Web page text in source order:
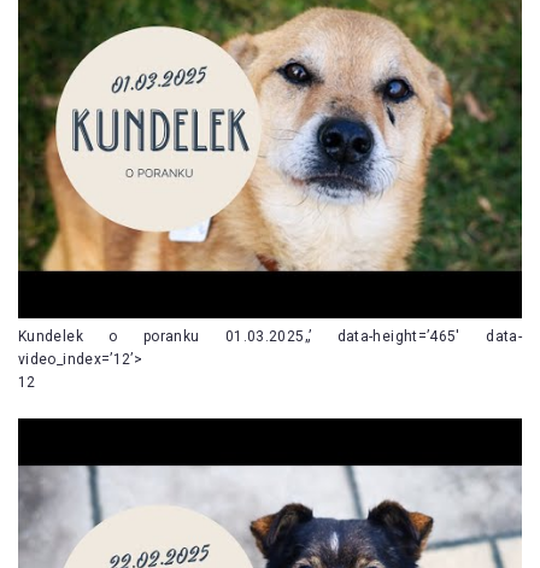
Kundelek o poranku 01.03.2025„’ data-height=’465′ data-
video_index=’12’>
12